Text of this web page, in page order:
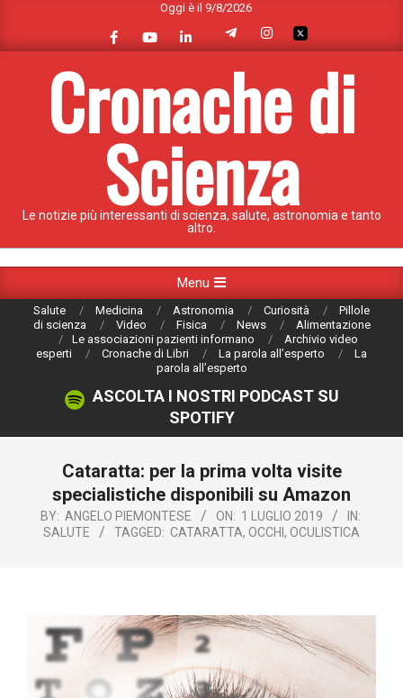
content
Oggi è il 9/8/2026
Cronache di
Scienza
Le notizie più interessanti di scienza, salute, astronomia e tanto
altro.
Navigation
Menu
Salute Medicina Astronomia Curiosità
Pillole
di scienza
Video Fisica News
Alimentazione
Le associazioni pazienti informano
Archivio video
esperti
Cronache di Libri La parola all’esperto
La
parola all’esperto
ASCOLTA I NOSTRI PODCAST SU
SPOTIFY
Cataratta: per la prima volta visite
specialistiche disponibili su Amazon
BY: ANGELO PIEMONTESE ON: 1 LUGLIO 2019
IN:
SALUTE
TAGGED: CATARATTA, OCCHI, OCULISTICA